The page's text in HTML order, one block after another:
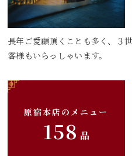
長年ご愛顧頂くことも多く、３
客様もいらっしゃいます。
原宿本店のメニュー
158 品